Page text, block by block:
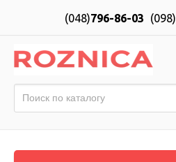
(048)796-86-03 (098)